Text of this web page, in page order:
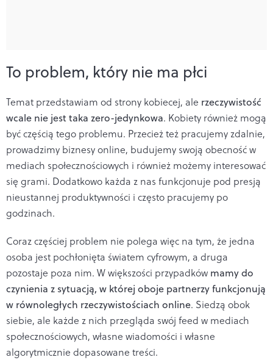
To problem, który nie ma płci
Temat przedstawiam od strony kobiecej, ale rzeczywistość
wcale nie jest taka zero-jedynkowa. Kobiety również mogą
być częścią tego problemu. Przecież też pracujemy zdalnie,
prowadzimy biznesy online, budujemy swoją obecność w
mediach społecznościowych i również możemy interesować
się grami. Dodatkowo każda z nas funkcjonuje pod presją
nieustannej produktywności i często pracujemy po
godzinach.
Coraz częściej problem nie polega więc na tym, że jedna
osoba jest pochłonięta światem cyfrowym, a druga
pozostaje poza nim. W większości przypadków mamy do
czynienia z sytuacją, w której oboje partnerzy funkcjonują
w równoległych rzeczywistościach online. Siedzą obok
siebie, ale każde z nich przegląda swój feed w mediach
społecznościowych, własne wiadomości i własne
algorytmicznie dopasowane treści.